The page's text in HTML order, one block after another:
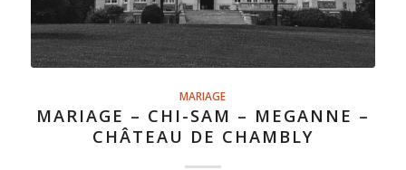
MARIAGE
MARIAGE – CHI-SAM – MEGANNE –
CHÂTEAU DE CHAMBLY